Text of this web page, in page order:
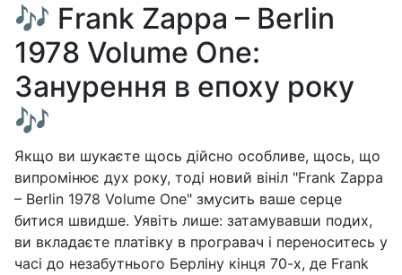
🎶 Frank Zappa – Berlin
1978 Volume One:
Занурення в епоху року
🎶
Якщо ви шукаєте щось дійсно особливе, щось, що
випромінює дух року, тоді новий вініл "Frank Zappa
– Berlin 1978 Volume One" змусить ваше серце
битися швидше. Уявіть лише: затамувавши подих,
ви вкладаєте платівку в програвач і переноситесь у
часі до незабутнього Берліну кінця 70-х, де Frank